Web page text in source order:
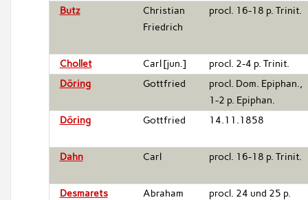
Butz
Christian
Friedrich
procl. 16-18 p. Trinit.
Chollet Carl [jun.]
procl. 2-4 p. Trinit.
Döring
Gottfried
procl. Dom. Epiphan.,
1-2 p. Epiphan.
Döring
Gottfried 14.11.1858
Dahn Carl procl. 16-18 p. Trinit.
Desmarets
Abraham
procl. 24 und 25 p.